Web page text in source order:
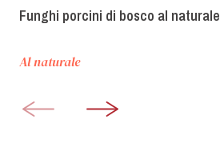
Funghi porcini di bosco al naturale
Al naturale